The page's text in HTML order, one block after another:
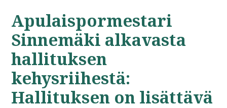
Apulaispormestari
Sinnemäki alkavasta
hallituksen
kehysriihestä:
Hallituksen on lisättävä